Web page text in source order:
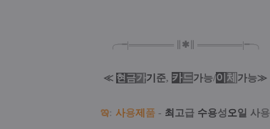
╭╼|═══════ ✱ ═══════|╾╮
≪ 현 금가기 준, 카드 가능/이 체 가능≫
ఇ: 사용제 품 - 최 고급 수용성 오일 사용